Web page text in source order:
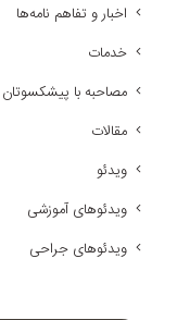
اخبار و تفاهم نامه‌ها
خدمات
مصاحبه با پیشکسوتان
مقالات
ویدئو
ویدئوهای آموزشی
ویدئوهای جراحی